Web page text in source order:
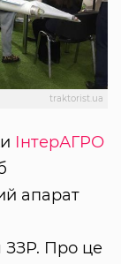
traktorist.ua
ІнтерАГРО
апарат
ЗЗР. Про це